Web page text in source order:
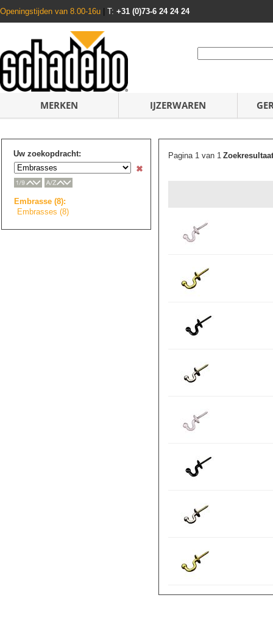
Openingstijden van 8.00-16u T: +31 (0)73-6 24 24 24
MERKEN IJZERWAREN
Uw zoekopdracht:
Embrasse (8):
Embrasses (8)
Pagina 1 van 1Zoekresultaat